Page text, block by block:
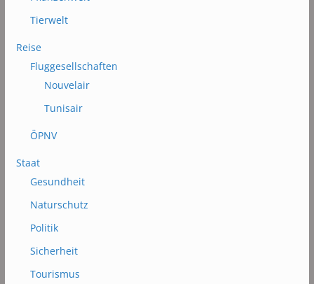
Tierwelt
Reise
Fluggesellschaften
Nouvelair
Tunisair
ÖPNV
Staat
Gesundheit
Naturschutz
Politik
Sicherheit
Tourismus